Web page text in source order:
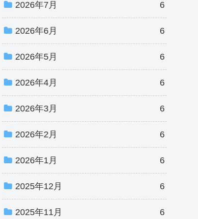
2026年7月 6
2026年6月 6
2026年5月 6
2026年4月 6
2026年3月 6
2026年2月 6
2026年1月 6
2025年12月 6
2025年11月 6